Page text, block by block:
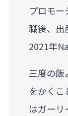
プロモ
職後、出
2021年
三度の飯
をかくこ
はガー